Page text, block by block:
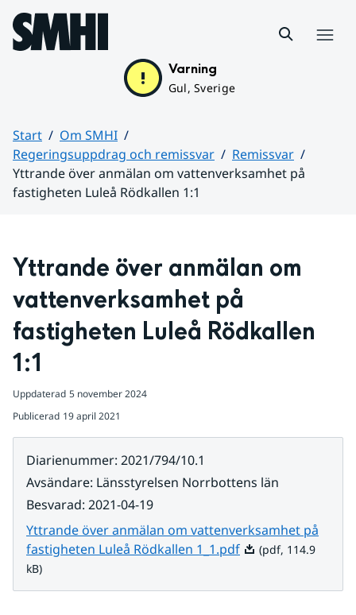
Hoppa till sidans innehåll
Varning
Gul, Sverige
Start
Om SMHI
Regeringsuppdrag och remissvar
Remissvar
Yttrande över anmälan om vattenverksamhet på
fastigheten Luleå Rödkallen 1:1
Yttrande över anmälan om
vattenverksamhet på
fastigheten Luleå Rödkallen
1:1
Uppdaterad 5 november 2024
Publicerad 19 april 2021
Diarienummer: 2021/794/10.1
Avsändare: Länsstyrelsen Norrbottens län
Besvarad: 2021-04-19
Yttrande över anmälan om vattenverksamhet på
fastigheten Luleå Rödkallen 1_1.pdfPdf, 114.9 kB.
(pdf, 114.9
kB)